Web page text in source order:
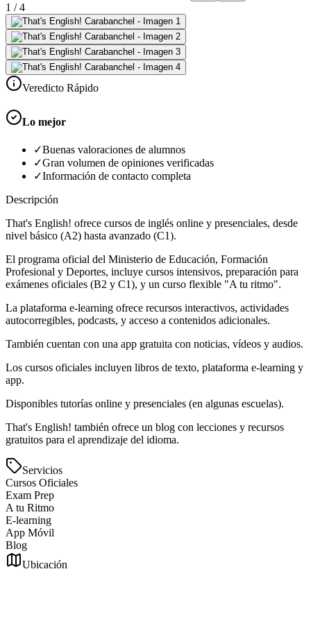
1 /4
Veredicto Rápido
Lo mejor
✓Buenas valoraciones de alumnos
✓Gran volumen de opiniones verificadas
✓Información de contacto completa
Descripción
That's English! ofrece cursos de inglés online y presenciales, desde
nivel básico (A2) hasta avanzado (C1).
El programa oficial del Ministerio de Educación, Formación
Profesional y Deportes, incluye cursos intensivos, preparación para
exámenes oficiales (B2 y C1), y un curso flexible "A tu ritmo".
La plataforma e-learning ofrece recursos interactivos, actividades
autocorregibles, podcasts, y acceso a contenidos adicionales.
También cuentan con una app gratuita con noticias, vídeos y audios.
Los cursos oficiales incluyen libros de texto, plataforma e-learning y
app.
Disponibles tutorías online y presenciales (en algunas escuelas).
That's English! también ofrece un blog con lecciones y recursos
gratuitos para el aprendizaje del idioma.
Servicios
Cursos Oficiales
Exam Prep
A tu Ritmo
E-learning
App Móvil
Blog
Ubicación